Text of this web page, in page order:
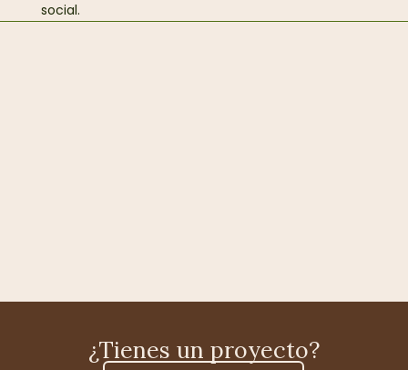
social.
¿Tienes un proyecto?